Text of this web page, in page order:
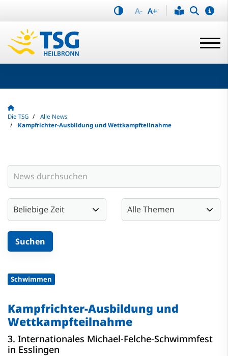
A- A+
Die TSG
Alle News
Kampfrichter-Ausbildung und Wettkampfteilnahme
Schwimmen
Kampfrichter-Ausbildung und
Wettkampfteilnahme
3. Internationales Michael-Felche-Schwimmfest
in Esslingen